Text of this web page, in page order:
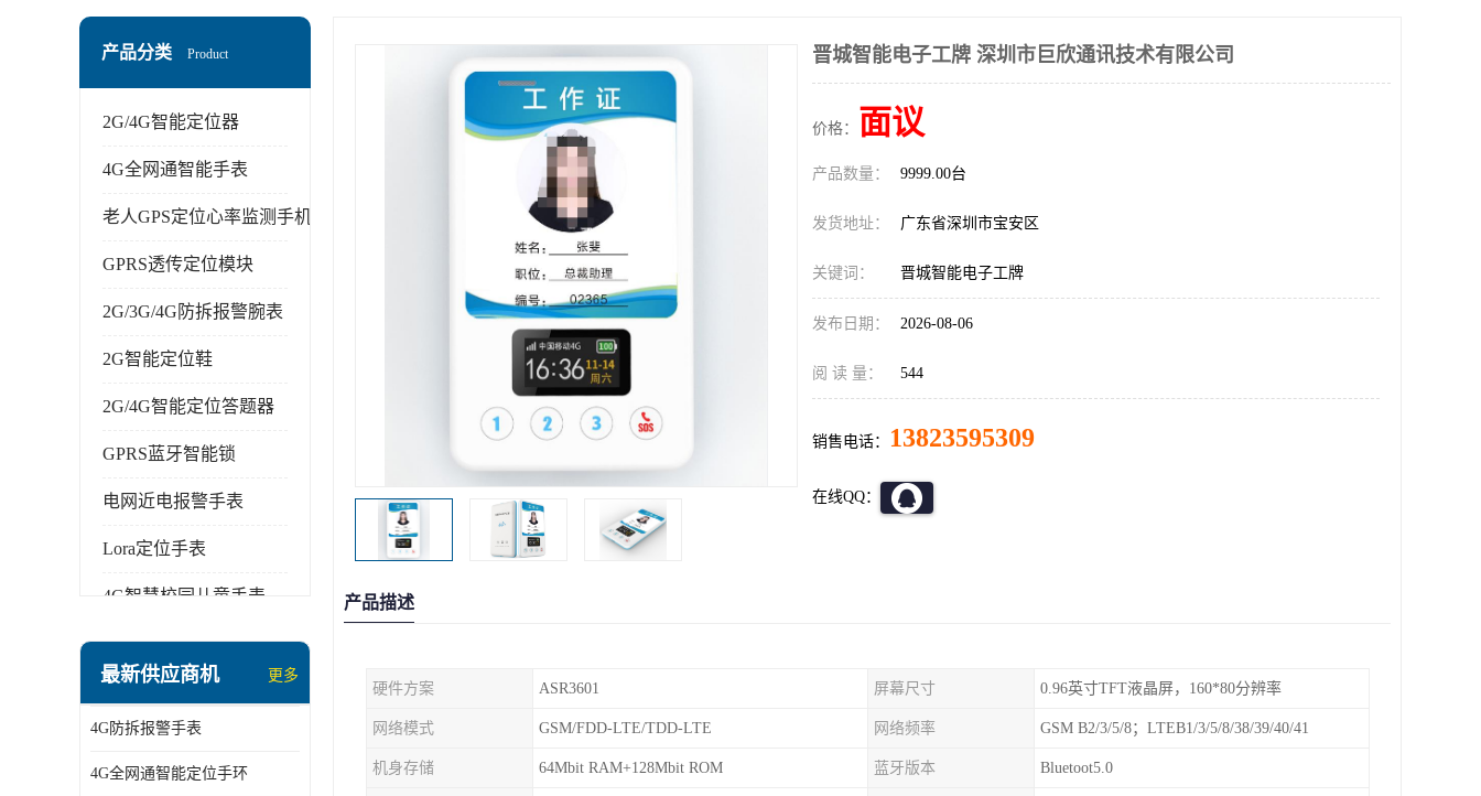
产品分类 Product
2G/4G智能定位器
4G全网通智能手表
老人GPS定位心率监测手机
GPRS透传定位模块
2G/3G/4G防拆报警腕表
2G智能定位鞋
2G/4G智能定位答题器
GPRS蓝牙智能锁
电网近电报警手表
Lora定位手表
4G智慧校园儿童手表
指静脉识别智能锁
2G/BT4.0智能睡眠带
2G/4G智慧养老手环
最新供应商机 更多
4G防拆报警手表
4G全网通智能定位手环
晋城智能电子工牌 深圳市巨欣通讯技术有限公司
价格： 面议
产品数量： 9999.00台
发货地址： 广东省深圳市宝安区
关键词： 晋城智能电子工牌
发布日期： 2026-08-06
阅 读 量： 544
销售电话： 13823595309
在线QQ：
产品描述
硬件方案 ASR3601 屏幕尺寸 0.96英寸TFT液晶屏，160*80分辨率
网络模式 GSM/FDD-LTE/TDD-LTE 网络频率 GSM B2/3/5/8；LTEB1/3/5/8/38/39/40/41
机身存储 64Mbit RAM+128Mbit ROM 蓝牙版本 Bluetoot5.0